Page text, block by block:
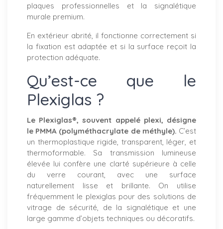
plaques professionnelles et la signalétique
murale premium.
En extérieur abrité, il fonctionne correctement si
la fixation est adaptée et si la surface reçoit la
protection adéquate.
Qu’est-ce que le
Plexiglas ?
Le Plexiglas®, souvent appelé plexi, désigne
le PMMA (polyméthacrylate de méthyle). C’est
un thermoplastique rigide, transparent, léger, et
thermoformable. Sa transmission lumineuse
élevée lui confère une clarté supérieure à celle
du verre courant, avec une surface
naturellement lisse et brillante. On utilise
fréquemment le plexiglas pour des solutions de
vitrage de sécurité, de la signalétique et une
large gamme d’objets techniques ou décoratifs.